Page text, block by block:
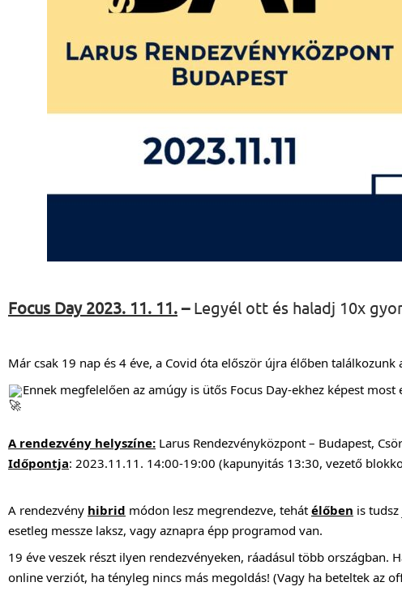
Focus Day 2023. 11. 11. – Legyél ott és haladj 10x
Már csak 19 nap és 4 éve, a Covid óta először újra élőben
Ennek megfelelően az amúgy is ütős Focus Day-ekhez képest
A rendezvény helyszíne: Larus Rendezvényközpont – Budapest,
Időpontja: 2023.11.11. 14:00-19:00 (kapunyitás 13:30, vezető
A rendezvény hibrid módon lesz megrendezve, tehát élőben is
esetleg messze laksz, vagy aznapra épp programod van.
19 éve veszek részt ilyen rendezvényeken, ráadásul több országban.
online verziót, ha tényleg nincs más megoldás! (Vagy ha beteltek az